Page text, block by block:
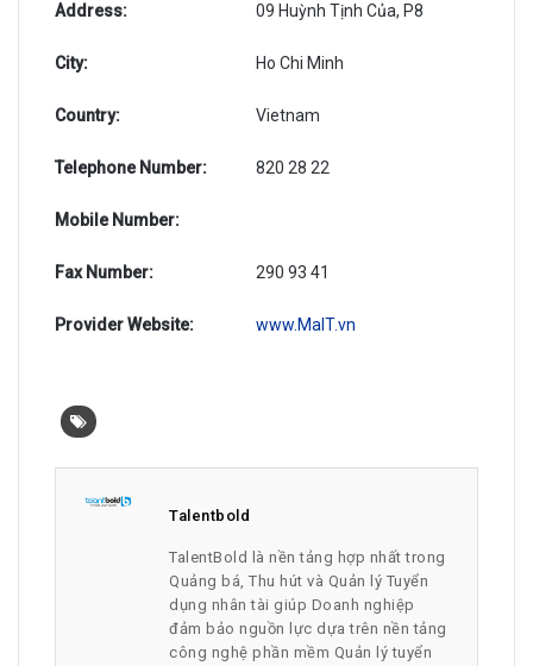
Address: 09 Huỳnh Tịnh Của, P8
City: Ho Chi Minh
Country: Vietnam
Telephone Number: 820 28 22
Mobile Number:
Fax Number: 290 93 41
Provider Website: www.MaIT.vn
Talentbold
TalentBold là nền tảng hợp nhất trong
Quảng bá, Thu hút và Quản lý Tuyển
dụng nhân tài giúp Doanh nghiệp
đảm bảo nguồn lực dựa trên nền tảng
công nghệ phần mềm Quản lý tuyển